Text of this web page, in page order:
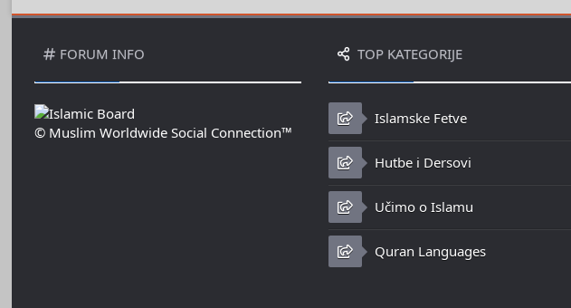
FORUM INFO
© Muslim Worldwide Social Connection™
TOP KATEGORIJE
Islamske Fetve
Hutbe i Dersovi
Učimo o Islamu
Quran Languages